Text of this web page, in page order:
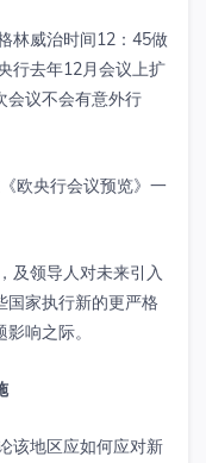
林威治时间12：45做
行去年12月会议上扩
会议不会有意外行
欧央行会议预览》一
及领导人对未来引入
国家执行新的更严格
响之际。
该地区应如何应对新